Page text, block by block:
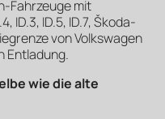
Fahrzeuge mit
ID.3, ID.5, ID.7, Škoda-
von Volkswagen
Entladung.
wie die alte